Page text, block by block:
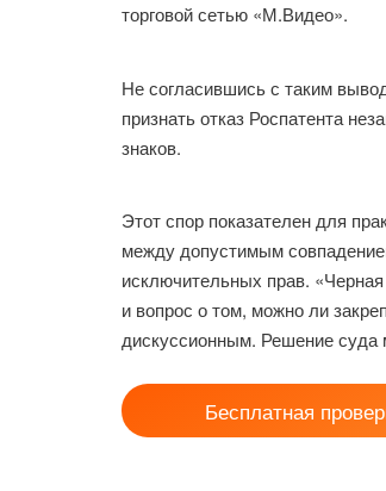
торговой сетью «М.Видео».
Не согласившись с таким
признать отказ Роспатента
знаков.
Этот спор показателен для
между допустимым
исключительных прав.
и вопрос о том, можно ли
дискуссионным. Решение
Бесплатная